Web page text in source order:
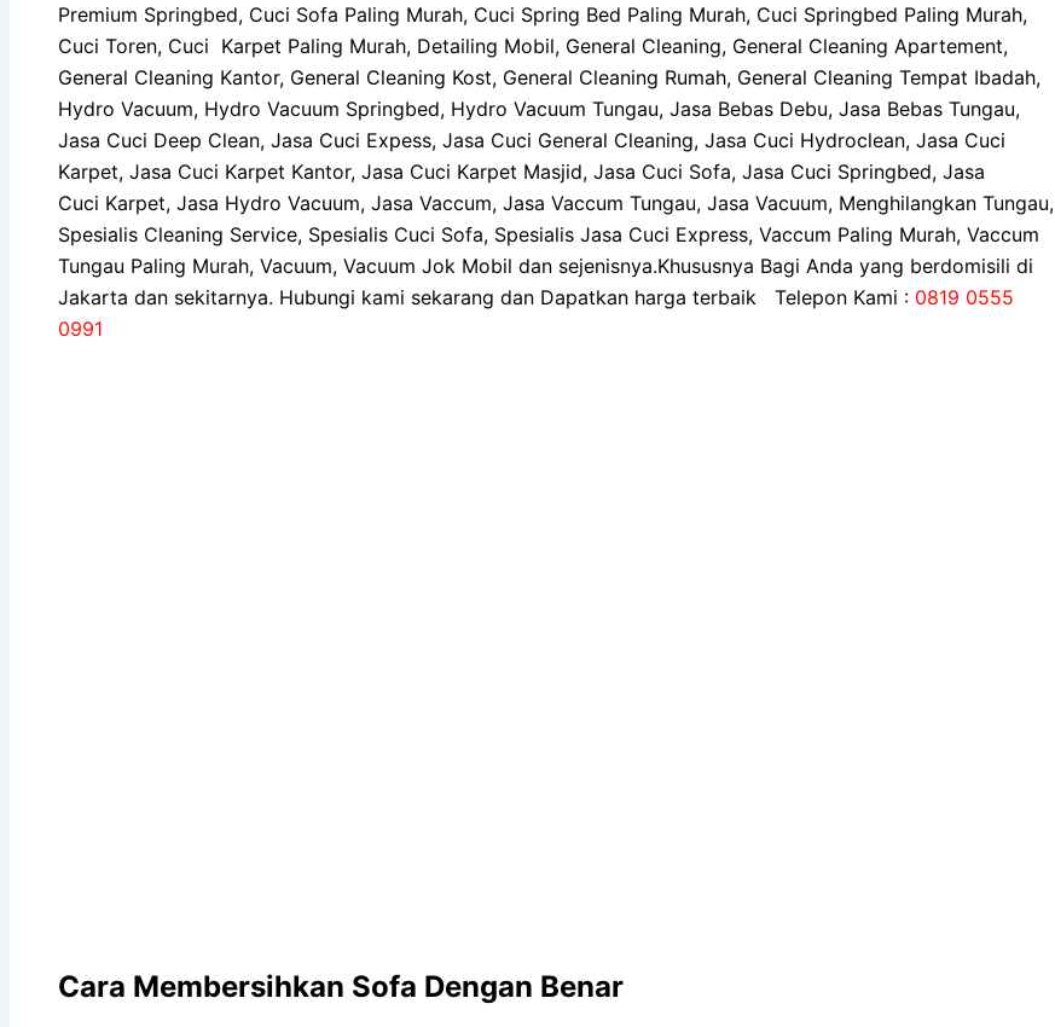
Premium Springbed, Cuci Sofa Paling Murah, Cuci Spring Bed Paling Murah, Cuci Springbed Paling Murah,
Cuci Toren, Cuci Karpet Paling Murah, Detailing Mobil, General Cleaning, General Cleaning Apartement,
General Cleaning Kantor, General Cleaning Kost, General Cleaning Rumah, General Cleaning Tempat Ibadah,
Hydro Vacuum, Hydro Vacuum Springbed, Hydro Vacuum Tungau, Jasa Bebas Debu, Jasa Bebas Tungau,
Jasa Cuci Deep Clean, Jasa Cuci Expess, Jasa Cuci General Cleaning, Jasa Cuci Hydroclean, Jasa Cuci
Karpet, Jasa Cuci Karpet Kantor, Jasa Cuci Karpet Masjid, Jasa Cuci Sofa, Jasa Cuci Springbed, Jasa
Cuci Karpet, Jasa Hydro Vacuum, Jasa Vaccum, Jasa Vaccum Tungau, Jasa Vacuum, Menghilangkan Tungau,
Spesialis Cleaning Service, Spesialis Cuci Sofa, Spesialis Jasa Cuci Express, Vaccum Paling Murah, Vaccum
Tungau Paling Murah, Vacuum, Vacuum Jok Mobil dan sejenisnya.Khususnya Bagi Anda yang berdomisili di
Jakarta dan sekitarnya. Hubungi kami sekarang dan Dapatkan harga terbaik Telepon Kami : 0819 0555
0991
Cara Membersihkan Sofa Dengan Benar